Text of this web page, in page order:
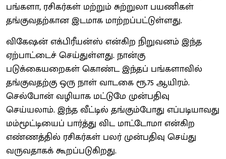
பங்களா, ரசிகர்கள் மற்றும் சுற்றுலா பயணிகள்
தங்குவதற்கான இடமாக மாற்றப்பட்டுள்ளது.
விகேஷன் எக்பிரீயன்ஸ் என்கிற நிறுவனம் இந்த
ஏற்பாட்டைச் செய்துள்ளது. நான்கு
படுக்கையறைகள் கொண்ட இந்தப் பங்களாவில்
தங்குவதற்கு ஒரு நாள் வாடகை ரூ.75 ஆயிரம்.
செல்போன் வழியாக மட்டுமே முன்பதிவு
செய்யலாம். இந்த வீட்டில் தங்கும்போது எப்படியாவது
மம்மூட்டியைப் பார்த்து விட மாட்டோமா என்கிற
எண்ணத்தில் ரசிகர்கள் பலர் முன்பதிவு செய்து
வருவதாகக் கூறப்படுகிறது.